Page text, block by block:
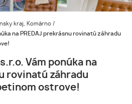
kraj, Komárno /
na PREDAJ prekrásnu rovinatú záhradu
Vám ponúka na
rovinatú záhradu
ostrove!